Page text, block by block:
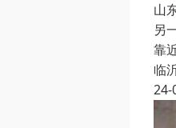
山
另
靠
临
24-